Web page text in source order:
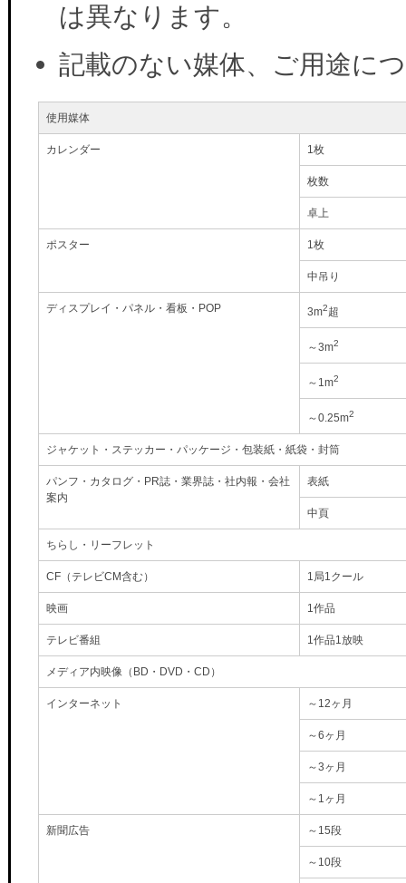
は異なります。
記載のない媒体、ご用途に
使用媒体
カレンダー 1枚
枚数
卓上
ポスター 1枚
中吊り
ディスプレイ・パネル・看板・POP 3m2超
～3m2
～1m2
～0.25m2
ジャケット・ステッカー・パッケージ・包装紙・紙袋・封筒
パンフ・カタログ・PR誌・業界誌・社内報・会社
案内
表紙
中頁
ちらし・リーフレット
CF（テレビCM含む） 1局1クール
映画 1作品
テレビ番組 1作品1放映
メディア内映像（BD・DVD・CD）
インターネット ～12ヶ月
～6ヶ月
～3ヶ月
～1ヶ月
新聞広告 ～15段
～10段